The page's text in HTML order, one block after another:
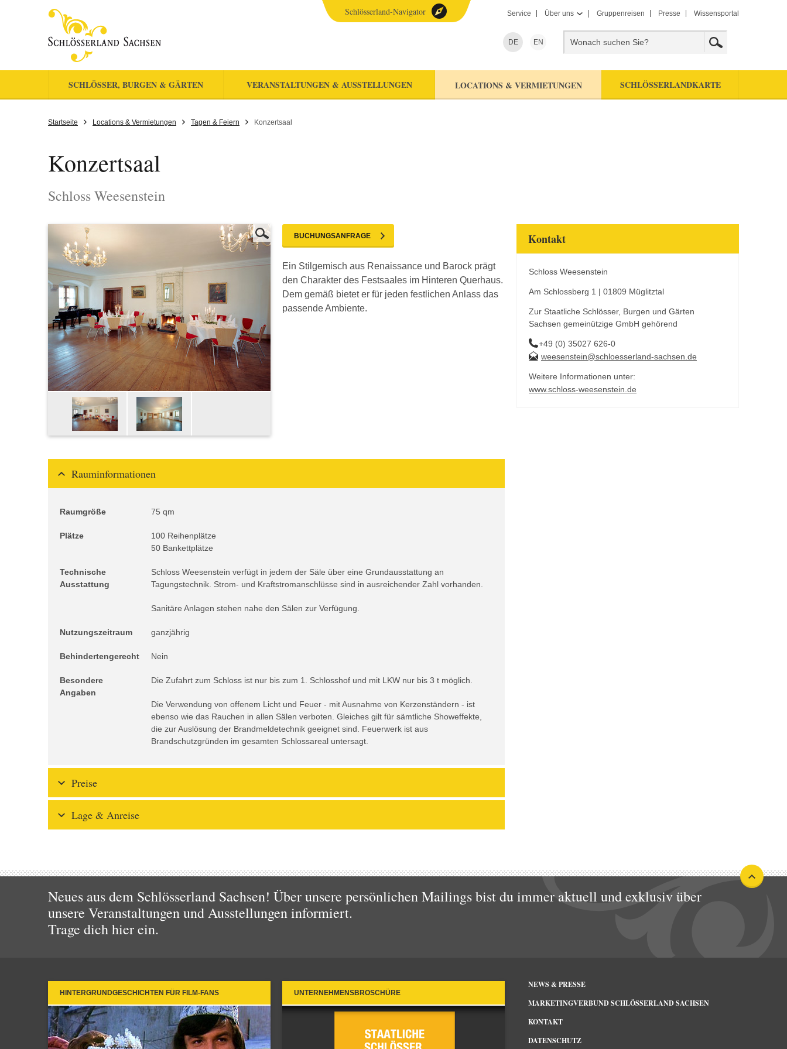
Service Über uns Gruppenreisen Presse Wissensportal
DE EN
SCHLÖSSER, BURGEN & GÄRTEN VERANSTALTUNGEN & AUSSTELLUNGEN LOCATIONS & VERMIETUNGEN SCHLÖSSERLANDKARTE
Schlösserland-Navigator
Startseite Locations & Vermietungen Tagen & Feiern Konzertsaal
Konzertsaal
Schloss Weesenstein
BUCHUNGSANFRAGE
Ein Stilgemisch aus Renaissance und Barock prägt
den Charakter des Festsaales im Hinteren Querhaus.
Dem gemäß bietet er für jeden festlichen Anlass das
passende Ambiente.
Rauminformationen
Raumgröße 75 qm
Plätze
100 Reihenplätze
50 Bankettplätze
Technische
Ausstattung
Schloss Weesenstein verfügt in jedem der Säle über eine Grundausstattung an
Tagungstechnik. Strom- und Kraftstromanschlüsse sind in ausreichender Zahl vorhanden.
Sanitäre Anlagen stehen nahe den Sälen zur Verfügung.
Nutzungszeitraum ganzjährig
Behindertengerecht Nein
Besondere
Angaben
Die Zufahrt zum Schloss ist nur bis zum 1. Schlosshof und mit LKW nur bis 3 t möglich.
Die Verwendung von offenem Licht und Feuer - mit Ausnahme von Kerzenständern - ist
ebenso wie das Rauchen in allen Sälen verboten. Gleiches gilt für sämtliche Showeffekte,
die zur Auslösung der Brandmeldetechnik geeignet sind. Feuerwerk ist aus
Brandschutzgründen im gesamten Schlossareal untersagt.
Preise
Lage & Anreise
Kontakt
Schloss Weesenstein
Am Schlossberg 1 | 01809 Müglitztal
Zur Staatliche Schlösser, Burgen und Gärten
Sachsen gemeinützige GmbH gehörend
+49 (0) 35027 626-0
weesenstein@schloesserland-sachsen.de
Weitere Informationen unter:
www.schloss-weesenstein.de
Neues aus dem Schlösserland Sachsen! Über unsere persönlichen Mailings bist du immer aktuell und exklusiv über
unsere Veranstaltungen und Ausstellungen informiert.
Trage dich hier ein.
HINTERGRUNDGESCHICHTEN FÜR FILM-FANS UNTERNEHMENSBROSCHÜRE
NEWS & PRESSE
MARKETINGVERBUND SCHLÖSSERLAND SACHSEN
KONTAKT
DATENSCHUTZ